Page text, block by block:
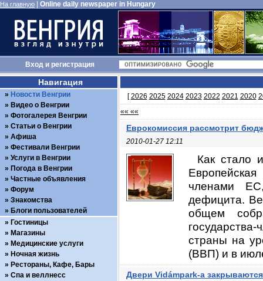
На главную Online daily newspaper in Hungary
Входи регистрация
[2026 2025 2024 2023 2022 2021 2020
«« ««
Еврокомиссия рассмотрит
2010-01-27 12:11
Как стало
членами
дефицита.
общем
страны на
(ВВП) и в
Двери Vidámpark-а закрываются
Навигация
Новости Венгрии
Видео о Венгрии
Фотогалерея Венгрии
Статьи о Венгрии
Афиша
Фестивали Венгрии
Услуги в Венгрии
Погода в Венгрии
Частные объявления
Форум
Знакомства
Блоги пользователей
Гостиницы
Магазины
Медицинские услуги
Ночная жизнь
Рестораны, Кафе, Бары
Спа и веллнесс